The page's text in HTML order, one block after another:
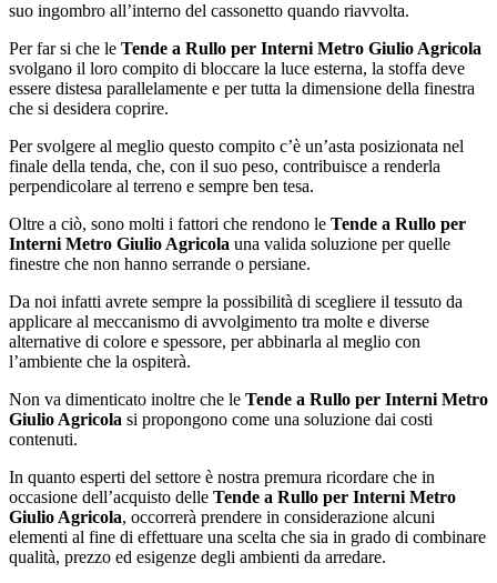
suo ingombro all’interno del cassonetto quando riavvolta.
Per far si che le Tende a Rullo per Interni Metro Giulio Agricola
svolgano il loro compito di bloccare la luce esterna, la stoffa deve
essere distesa parallelamente e per tutta la dimensione della finestra
che si desidera coprire.
Per svolgere al meglio questo compito c’è un’asta posizionata nel
finale della tenda, che, con il suo peso, contribuisce a renderla
perpendicolare al terreno e sempre ben tesa.
Oltre a ciò, sono molti i fattori che rendono le Tende a Rullo per
Interni Metro Giulio Agricola una valida soluzione per quelle
finestre che non hanno serrande o persiane.
Da noi infatti avrete sempre la possibilità di scegliere il tessuto da
applicare al meccanismo di avvolgimento tra molte e diverse
alternative di colore e spessore, per abbinarla al meglio con
l’ambiente che la ospiterà.
Non va dimenticato inoltre che le Tende a Rullo per Interni Metro
Giulio Agricola si propongono come una soluzione dai costi
contenuti.
In quanto esperti del settore è nostra premura ricordare che in
occasione dell’acquisto delle Tende a Rullo per Interni Metro
Giulio Agricola, occorrerà prendere in considerazione alcuni
elementi al fine di effettuare una scelta che sia in grado di combinare
qualità, prezzo ed esigenze degli ambienti da arredare.